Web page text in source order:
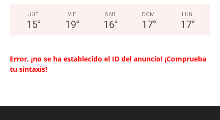
JUE
15°
VIE
19°
SAB
16°
DOM
17°
LUN
17°
Error, ¡no se ha establecido el ID del anuncio! ¡Comprueba
tu sintaxis!